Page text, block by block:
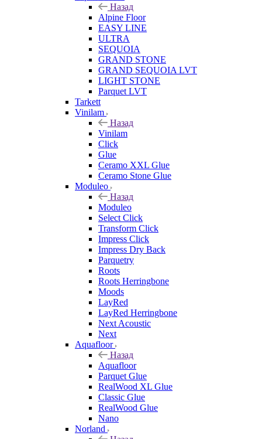
Назад
Alpine Floor
EASY LINE
ULTRA
SEQUOIA
GRAND STONE
GRAND SEQUOIA LVT
LIGHT STONE
Parquet LVT
Tarkett
Vinilam
Назад
Vinilam
Click
Glue
Ceramo XXL Glue
Ceramo Stone Glue
Moduleo
Назад
Moduleo
Select Click
Transform Click
Impress Click
Impress Dry Back
Parquetry
Roots
Roots Herringbone
Moods
LayRed
LayRed Herringbone
Next Acoustic
Next
Aquafloor
Назад
Aquafloor
Parquet Glue
RealWood XL Glue
Classic Glue
RealWood Glue
Nano
Norland